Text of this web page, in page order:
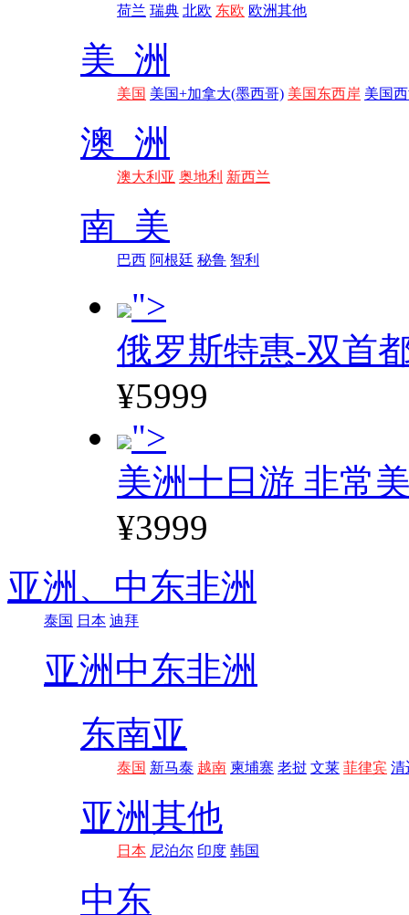
荷兰 瑞典 北欧 东欧 欧洲其他
美 洲
美国 美国+加拿大(墨西哥) 美国东西岸 美国
澳 洲
澳大利亚 奥地利 新西兰
南 美
巴西 阿根廷 秘鲁 智利
">
俄罗斯特惠-双首
¥5999
">
美洲十日游 非常
¥3999
亚洲、 中东非洲
泰国 日本 迪拜
亚洲 中东非洲
东南亚
泰国 新马泰 越南 柬埔寨 老挝 文莱 菲律宾 清
亚洲其他
日本 尼泊尔 印度 韩国
中东